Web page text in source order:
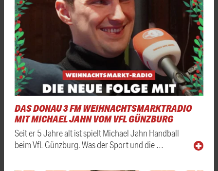
DAS DONAU 3 FM WEIHNACHTSMARKTRADIO
MIT MICHAEL JAHN VOM VFL GÜNZBURG
Seit er 5 Jahre alt ist spielt Michael Jahn Handball
beim VfL Günzburg. Was der Sport und die …